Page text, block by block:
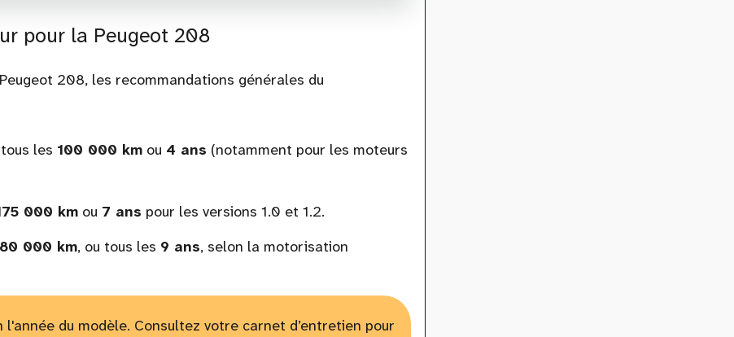
pour la Peugeot 208
208, les recommandations générales du
les 100 000 kmou 4 ans (notamment pour les moteurs
000 kmou 7 ans pour les versions 1.0 et 1.2.
000 km, ou tous les 9 ans, selon la motorisation
du modèle. Consultez votre carnet d’entretien pour